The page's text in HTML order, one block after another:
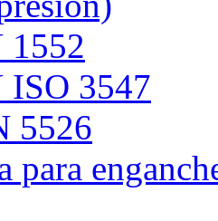
1552
ISO 3547
5526
para